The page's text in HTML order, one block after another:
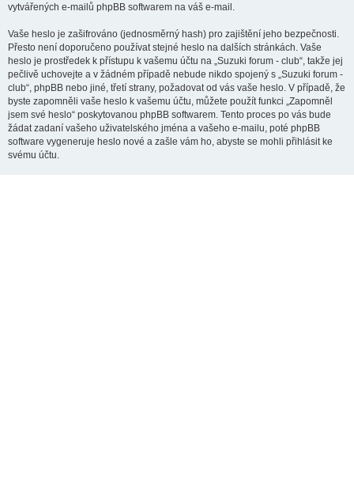
vytvářených e-mailů phpBB softwarem na váš e-mail.
Vaše heslo je zašifrováno (jednosměrný hash) pro zajištění jeho bezpečnosti.
Přesto není doporučeno používat stejné heslo na dalších stránkách. Vaše
heslo je prostředek k přístupu k vašemu účtu na „Suzuki forum - club“, takže jej
pečlivě uchovejte a v žádném případě nebude nikdo spojený s „Suzuki forum -
club“, phpBB nebo jiné, třetí strany, požadovat od vás vaše heslo. V případě, že
byste zapomněli vaše heslo k vašemu účtu, můžete použít funkci „Zapomněl
jsem své heslo“ poskytovanou phpBB softwarem. Tento proces po vás bude
žádat zadaní vašeho uživatelského jména a vašeho e-mailu, poté phpBB
software vygeneruje heslo nové a zašle vám ho, abyste se mohli přihlásit ke
svému účtu.